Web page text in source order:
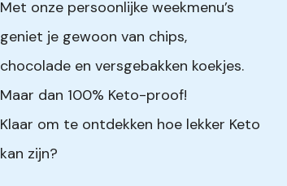
Met onze persoonlijke weekmenu’s
geniet je gewoon van chips,
chocolade en versgebakken koekjes.
Maar dan 100% Keto-proof!
Klaar om te ontdekken hoe lekker Keto
kan zijn?